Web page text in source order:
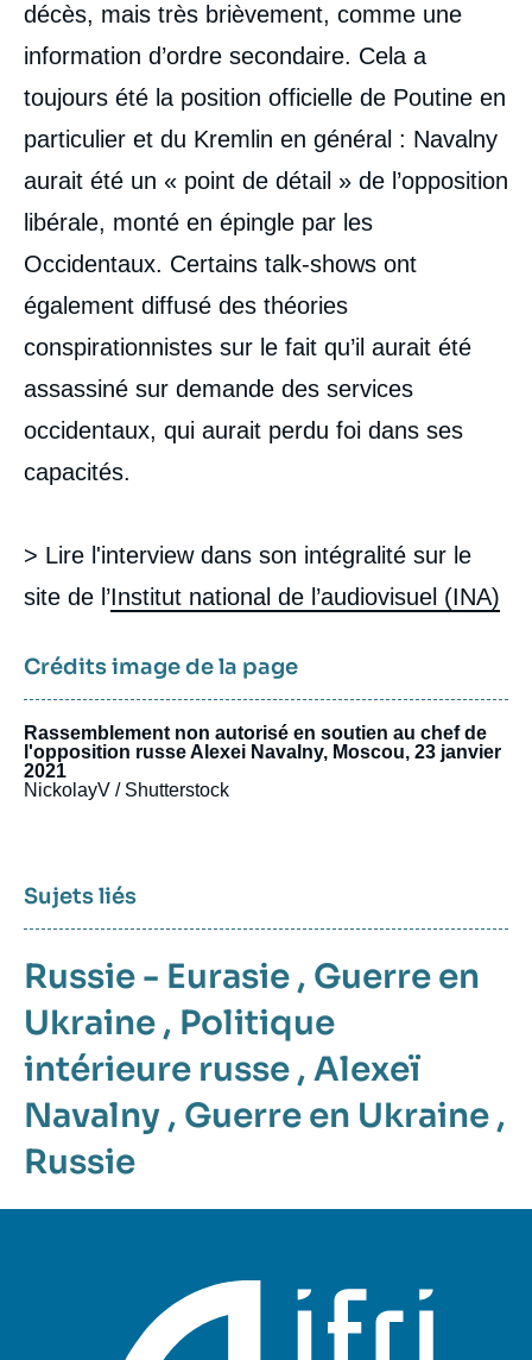
décès, mais très brièvement, comme une
information d’ordre secondaire. Cela a
toujours été la position officielle de Poutine en
particulier et du Kremlin en général : Navalny
aurait été un « point de détail » de l’opposition
libérale, monté en épingle par les
Occidentaux. Certains talk-shows ont
également diffusé des théories
conspirationnistes sur le fait qu’il aurait été
assassiné sur demande des services
occidentaux, qui aurait perdu foi dans ses
capacités.
> Lire l'interview dans son intégralité sur le
site de l’Institut national de l’audiovisuel (INA)
Crédits image de la page
Rassemblement non autorisé en soutien au chef de
l'opposition russe Alexei Navalny, Moscou, 23 janvier
2021
NickolayV / Shutterstock
Sujets liés
Russie - Eurasie , Guerre en
Ukraine , Politique
intérieure russe , Alexeï
Navalny , Guerre en Ukraine ,
Russie